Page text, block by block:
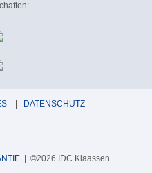
DATENSCHUTZ
| ©2026 IDC Klaassen